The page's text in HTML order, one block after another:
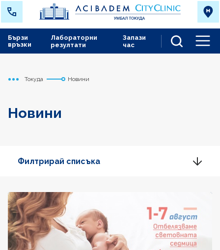
Лабораторни
резултати
Запази
час
Бързи
връзки
Начало
Токуда Новини
Новини
Филтрирай списъка